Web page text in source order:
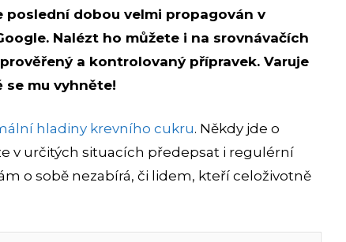
poslední dobou velmi propagován v
Nalézt ho můžete i na srovnávačích
a kontrolovaný přípravek. Varuje
mu vyhněte!
hladiny krevního cukru. Někdy jde o
v určitých situacích předepsat i regulérní
o sobě nezabírá, či lidem, kteří celoživotně